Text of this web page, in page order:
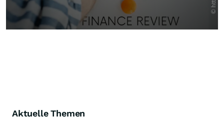
Aktuelle Themen